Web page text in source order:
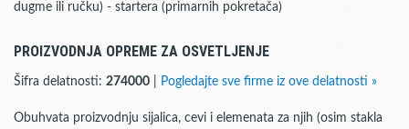
dugme ili ručku) - startera (primarnih pokretača)
PROIZVODNJA OPREME ZA OSVETLJENJE
Šifra delatnosti: 274000 Pogledajte sve firme iz ove delatnosti »
Obuhvata proizvodnju sijalica, cevi i elemenata za njih (osim stakla